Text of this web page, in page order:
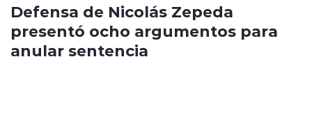
Defensa de Nicolás Zepeda
presentó ocho argumentos para
anular sentencia